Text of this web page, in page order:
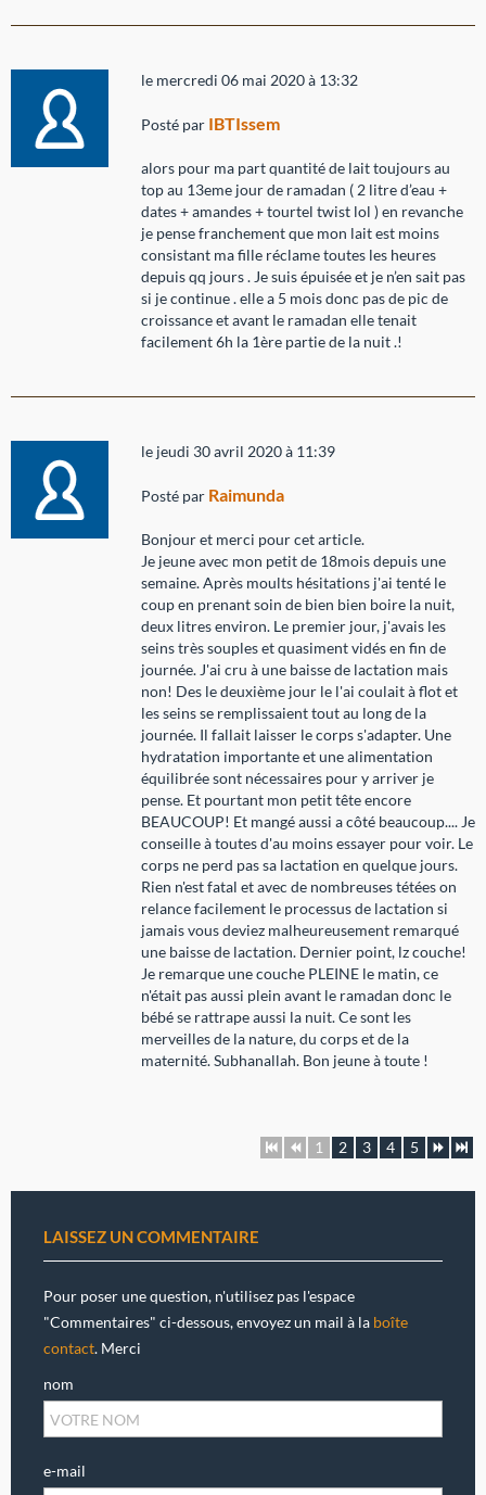
le mercredi 06 mai 2020 à 13:32
Posté par IBTIssem
alors pour ma part quantité de lait toujours au
top au 13eme jour de ramadan ( 2 litre d’eau +
dates + amandes + tourtel twist lol ) en revanche
je pense franchement que mon lait est moins
consistant ma fille réclame toutes les heures
depuis qq jours . Je suis épuisée et je n’en sait pas
si je continue . elle a 5 mois donc pas de pic de
croissance et avant le ramadan elle tenait
facilement 6h la 1ère partie de la nuit .!
le jeudi 30 avril 2020 à 11:39
Posté par Raimunda
Bonjour et merci pour cet article.
Je jeune avec mon petit de 18mois depuis une
semaine. Après moults hésitations j'ai tenté le
coup en prenant soin de bien bien boire la nuit,
deux litres environ. Le premier jour, j'avais les
seins très souples et quasiment vidés en fin de
journée. J'ai cru à une baisse de lactation mais
non! Des le deuxième jour le l'ai coulait à flot et
les seins se remplissaient tout au long de la
journée. Il fallait laisser le corps s'adapter. Une
hydratation importante et une alimentation
équilibrée sont nécessaires pour y arriver je
pense. Et pourtant mon petit tête encore
BEAUCOUP! Et mangé aussi a côté beaucoup.... Je
conseille à toutes d'au moins essayer pour voir. Le
corps ne perd pas sa lactation en quelque jours.
Rien n'est fatal et avec de nombreuses tétées on
relance facilement le processus de lactation si
jamais vous deviez malheureusement remarqué
une baisse de lactation. Dernier point, lz couche!
Je remarque une couche PLEINE le matin, ce
n'était pas aussi plein avant le ramadan donc le
bébé se rattrape aussi la nuit. Ce sont les
merveilles de la nature, du corps et de la
maternité. Subhanallah. Bon jeune à toute !
1 2 3 4 5
LAISSEZ UN COMMENTAIRE
Pour poser une question, n'utilisez pas l'espace
"Commentaires" ci-dessous, envoyez un mail à la boîte
contact. Merci
nom
e-mail